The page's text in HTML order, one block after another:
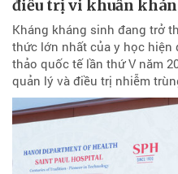
điều trị vi khuẩn
Kháng kháng sinh đang trở
thức lớn nhất của y học hiện
thảo quốc tế lần thứ V năm
quản lý và điều trị nhiễm